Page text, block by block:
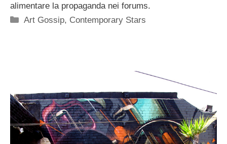
alimentare la propaganda nei forums.
Categorie
Art Gossip, Contemporary Stars